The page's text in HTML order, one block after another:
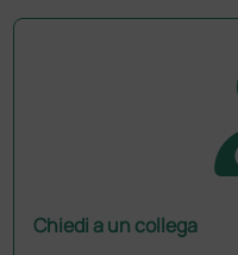
Chiedi a un collega